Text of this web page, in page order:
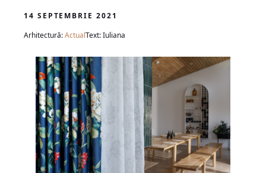
14 SEPTEMBRIE 2021
Arhitectură:ActualText: Iuliana